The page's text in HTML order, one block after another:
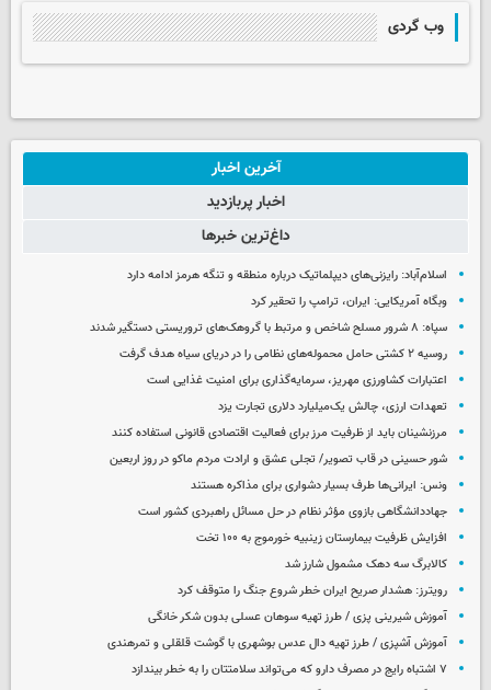
وب گردی
آخرین اخبار
اخبار پربازدید
داغ‌ترین خبرها
اسلام‌آباد: رایزنی‌های دیپلماتیک درباره منطقه و تنگه هرمز ادامه دارد
وبگاه آمریکایی: ایران، ترامپ را تحقیر کرد
سپاه: ۸ شرور مسلح شاخص و مرتبط با گروهک‌های تروریستی دستگیر شدند
روسیه ۲ کشتی حامل محموله‌های نظامی را در دریای سیاه هدف گرفت
اعتبارات کشاورزی مهریز، سرمایه‌گذاری برای امنیت غذایی است
تعهدات ارزی، چالش یک‌میلیارد دلاری تجارت یزد
مرزنشینان باید از ظرفیت مرز برای فعالیت اقتصادی قانونی استفاده کنند
شور حسینی در قاب تصویر/ تجلی عشق و ارادت مردم ماکو در روز اربعین
ونس: ایرانی‌ها طرف بسیار دشواری برای مذاکره هستند
جهاددانشگاهی بازوی مؤثر نظام در حل مسائل راهبردی کشور است
افزایش ظرفیت بیمارستان زینبیه خورموج به ۱۰۰ تخت
کالابرگ سه دهک مشمول شارز شد
رویترز: هشدار صریح ایران خطر شروع جنگ را متوقف کرد
آموزش شیرینی پزی / طرز تهیه سوهان عسلی بدون شکر خانگی
آموزش آشپزی / طرز تهیه دال عدس بوشهری با گوشت قلقلی و تمرهندی
۷ اشتباه رایج در مصرف دارو که می‌تواند سلامتتان را به خطر بیندازد